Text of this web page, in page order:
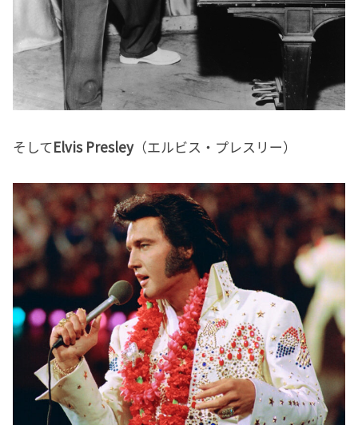
そしてElvis Presley（エルビス・プレスリー）